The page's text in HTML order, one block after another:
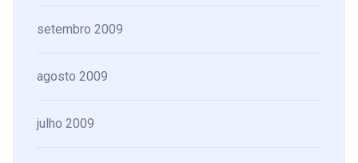
setembro 2009
agosto 2009
julho 2009